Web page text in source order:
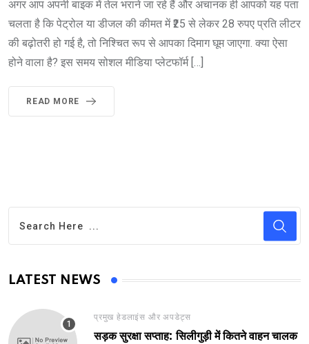
अगर आप अपनी बाइक में तेल भराने जा रहे हैं और अचानक ही आपको यह पता
चलता है कि पेट्रोल या डीजल की कीमत में ₹25 से लेकर 28 रुपए प्रति लीटर
की बढ़ोतरी हो गई है, तो निश्चित रूप से आपका दिमाग घूम जाएगा. क्या ऐसा
होने वाला है? इस समय सोशल मीडिया प्लेटफॉर्म […]
READ MORE
LATEST NEWS
प्रमुख हेडलाइंस और अपडेट्स
सड़क सुरक्षा सप्ताह: सिलीगुड़ी में कितने वाहन चालक